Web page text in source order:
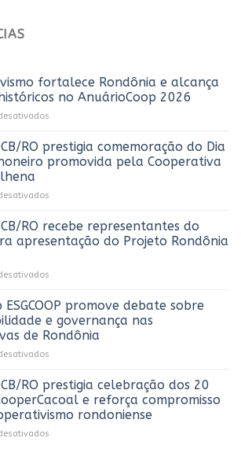
fortalece Rondônia e alcança
no AnuárioCoop 2026
fortalece
Rondônia
e
no
AnuárioCoop
RO prestigia comemoração do Dia
promovida pela Cooperativa
OCB/RO
prestigia
comemoração
Caminhoneiro
promovida
pela
Cooperativa
Vilhena
RO recebe representantes do
apresentação do Projeto Rondônia
OCB/RO
recebe
representantes
do
apresentação
Rondônia
promove debate sobre
e governança nas
de Rondônia
ESGCOOP
promove
debate
sobre
RO prestigia celebração dos 20
e reforça compromisso
rondoniense